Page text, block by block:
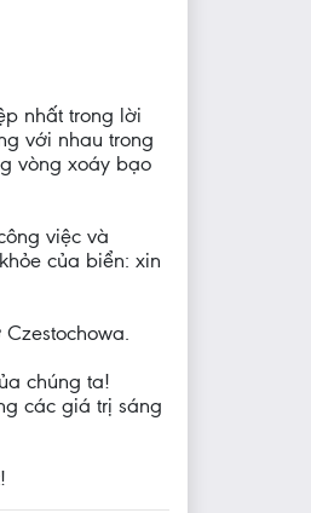
nhất trong lời
với nhau trong
vòng xoáy bạo
việc và
của biển: xin
chúng ta!
các giá trị sáng